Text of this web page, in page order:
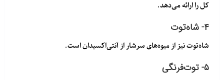
کل را ارائه می‌دهد.
۴- شاه‌توت
شاه‌توت نیز از میوه‌های سرشار از آنتی‌اکسیدان است.
۵- توت‌فرنگی